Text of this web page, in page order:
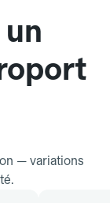
— variations